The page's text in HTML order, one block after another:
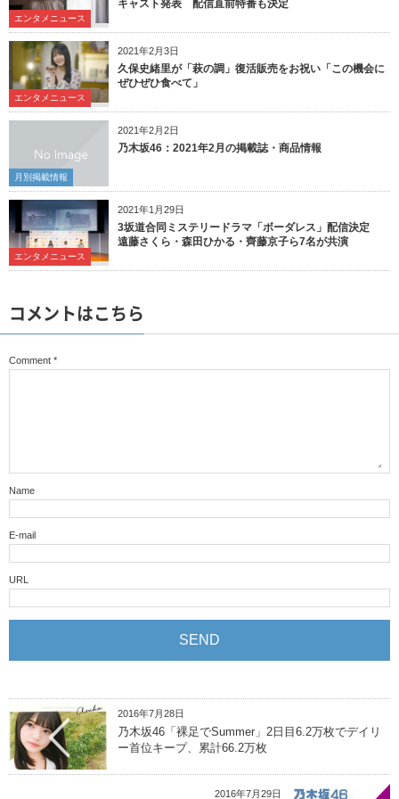
エンタメニュース
キャスト発表 配信直前特番も決定
2021年2月3日
エンタメニュース
久保史緒里が「萩の調」復活販売をお祝い「この機会に
ぜひぜひ食べて」
2021年2月2日
月別掲載情報
乃木坂46：2021年2月の掲載誌・商品情報
2021年1月29日
エンタメニュース
3坂道合同ミステリードラマ「ボーダレス」配信決定
遠藤さくら・森田ひかる・齊藤京子ら7名が共演
コメントはこちら
Comment *
Name
E-mail
URL
2016年7月28日
乃木坂46「裸足でSummer」2日目6.2万枚でデイリ
ー首位キープ、累計66.2万枚
2016年7月29日